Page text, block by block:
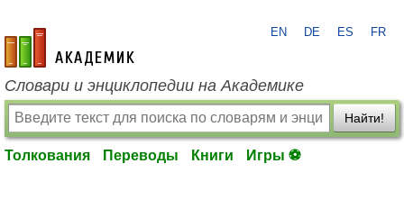
academic.ru
EN DE ES FR
Словари и энциклопедии на Академике
Найти!
Толкования Переводы Книги Игры ⚽